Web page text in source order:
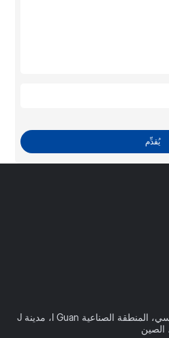
يُقدِّم
رقم 81، طريق F Eng غير الرئيسي، المنطقة الصناعية I Guan، مدينة J